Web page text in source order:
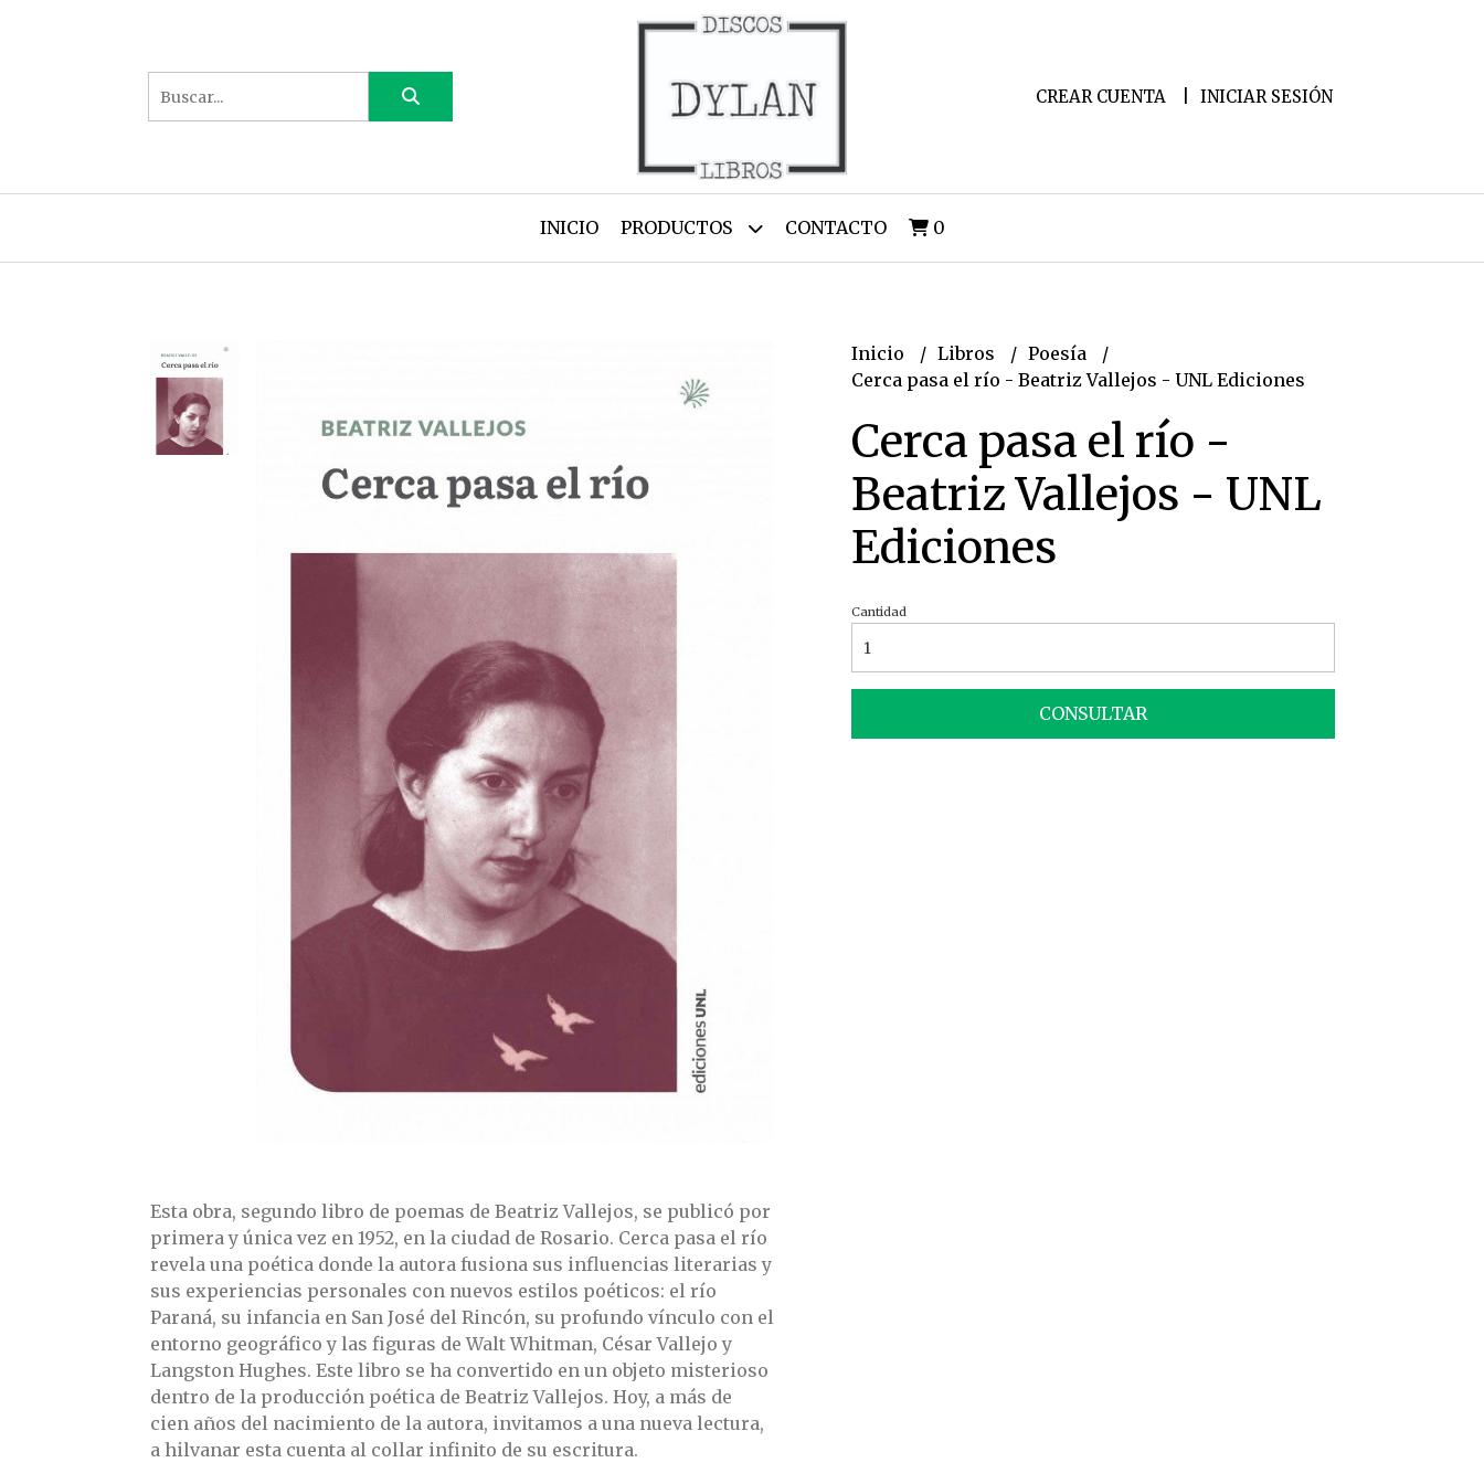
CREAR CUENTA INICIAR SESIÓN
INICIO PRODUCTOS CONTACTO 0
Esta obra, segundo libro de poemas de Beatriz Vallejos, se publicó por
primera y única vez en 1952, en la ciudad de Rosario. Cerca pasa el río
revela una poética donde la autora fusiona sus influencias literarias y
sus experiencias personales con nuevos estilos poéticos: el río
Paraná, su infancia en San José del Rincón, su profundo vínculo con el
entorno geográfico y las figuras de Walt Whitman, César Vallejo y
Langston Hughes. Este libro se ha convertido en un objeto misterioso
dentro de la producción poética de Beatriz Vallejos. Hoy, a más de
cien años del nacimiento de la autora, invitamos a una nueva lectura,
a hilvanar esta cuenta al collar infinito de su escritura.
Inicio Libros
Poesía
Cerca pasa el río - Beatriz Vallejos - UNL Ediciones
Cerca pasa el río -
Beatriz Vallejos - UNL
Ediciones
Cantidad
CONSULTAR